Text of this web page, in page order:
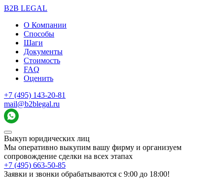
B2B LEGAL
О Компании
Способы
Шаги
Документы
Стоимость
FAQ
Оценить
+7 (495) 143-20-81
mail@b2blegal.ru
Выкуп юридических лиц
Мы оперативно выкупим вашу фирму и организуем
сопровождение сделки на всех этапах
+7 (495) 663-50-85
Заявки и звонки обрабатываются с 9:00 до 18:00!